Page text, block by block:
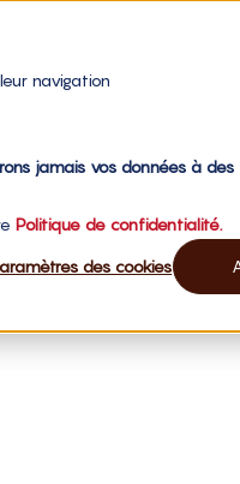
navigation
jamais vos données à
Politique de confidentialité.
des cookies